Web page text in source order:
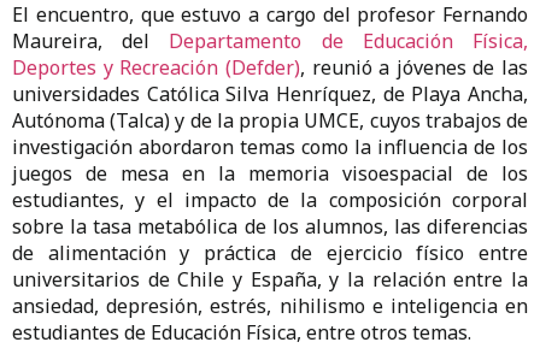
El encuentro, que estuvo a cargo del profesor Fernando
Maureira, del Departamento de Educación Física,
Deportes y Recreación (Defder), reunió a jóvenes de las
universidades Católica Silva Henríquez, de Playa Ancha,
Autónoma (Talca) y de la propia UMCE, cuyos trabajos de
investigación abordaron temas como la influencia de los
juegos de mesa en la memoria visoespacial de los
estudiantes, y el impacto de la composición corporal
sobre la tasa metabólica de los alumnos, las diferencias
de alimentación y práctica de ejercicio físico entre
universitarios de Chile y España, y la relación entre la
ansiedad, depresión, estrés, nihilismo e inteligencia en
estudiantes de Educación Física, entre otros temas.